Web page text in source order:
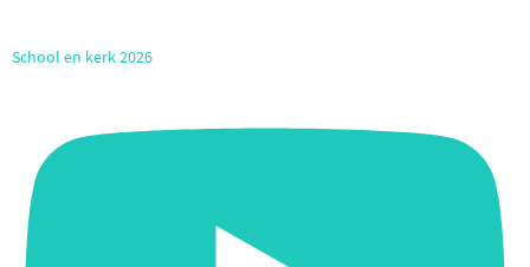
School en kerk 2026